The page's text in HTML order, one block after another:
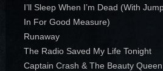
I’ll Sleep When I’m Dead (With
In For Good Measure)
Runaway
The Radio Saved My Life Tonight
Captain Crash & The Beauty